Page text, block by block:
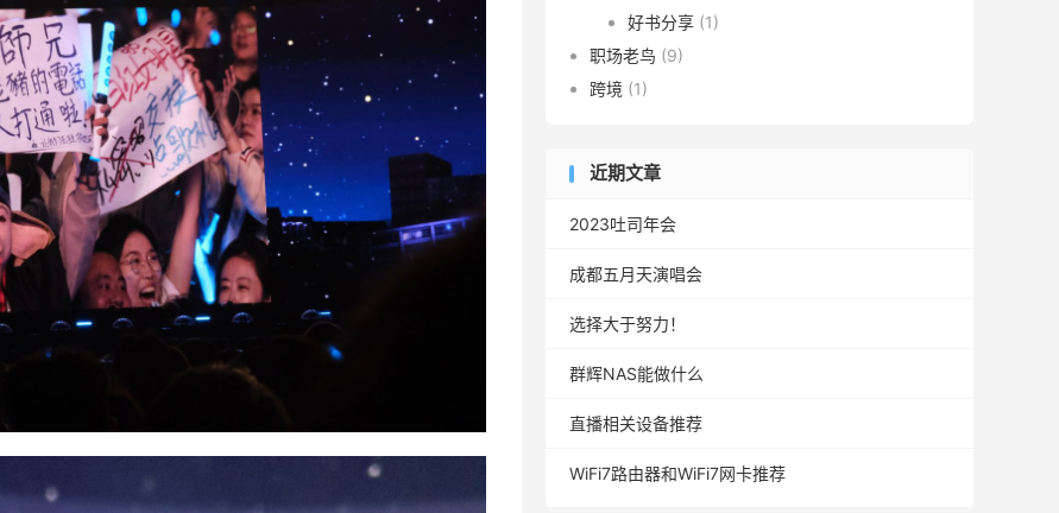
好书分享 (1)
职场老鸟 (9)
跨境 (1)
近期文章
2023吐司年会
成都五月天演唱会
选择大于努力！
群辉NAS能做什么
直播相关设备推荐
WiFi7路由器和WiFi7网卡推荐